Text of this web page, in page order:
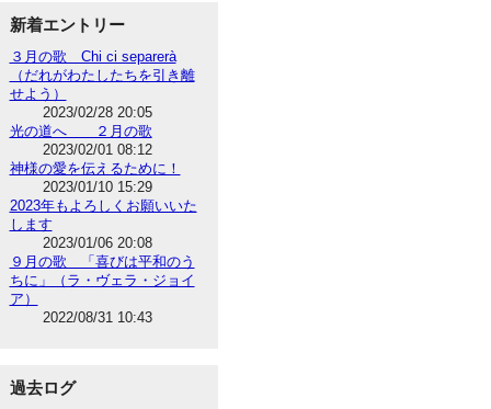
新着エントリー
３月の歌 Chi ci separerà
（だれがわたしたちを引き離
せよう）
2023/02/28 20:05
光の道へ ２月の歌
2023/02/01 08:12
神様の愛を伝えるために！
2023/01/10 15:29
2023年もよろしくお願いいた
します
2023/01/06 20:08
９月の歌 「喜びは平和のう
ちに」（ラ・ヴェラ・ジョイ
ア）
2022/08/31 10:43
過去ログ